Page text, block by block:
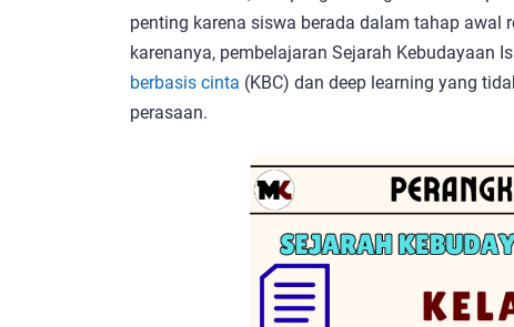
penting karena siswa berada dalam tahap awal
karenanya, pembelajaran Sejarah Kebudayaan
berbasis cinta (KBC) dan deep learning yang
perasaan.